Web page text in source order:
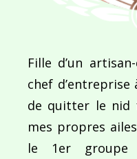
Fille d’un
chef d’entreprise
de quitter le nid
mes propres
le 1er groupe